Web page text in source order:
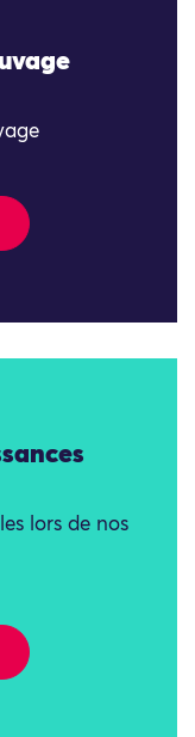
lors de nos